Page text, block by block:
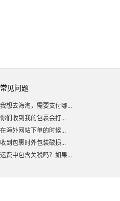
常见问题
我想去海淘，需要支付哪...
你们收到我的包裹会打...
在海外网站下单的时候...
收到包裹时外包装破损...
运费中包含关税吗？如果...